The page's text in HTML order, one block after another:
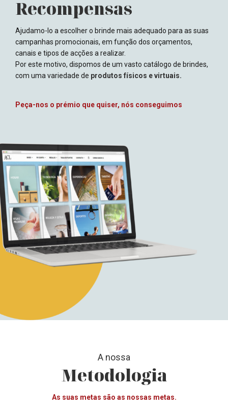
Recompensas
Ajudamo-lo a escolher o brinde mais adequado para as suas
campanhas promocionais, em função dos orçamentos,
canais e tipos de acções a realizar.
Por este motivo, dispomos de um vasto catálogo de brindes,
com uma variedade de produtos físicos e virtuais.
Peça-nos o prémio que quiser, nós conseguimos
A nossa
Metodologia
As suas metas são as nossas metas.